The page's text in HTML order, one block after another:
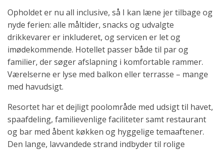
Opholdet er nu all inclusive, så I kan læne jer tilbage og
nyde ferien: alle måltider, snacks og udvalgte
drikkevarer er inkluderet, og servicen er let og
imødekommende. Hotellet passer både til par og
familier, der søger afslapning i komfortable rammer.
Værelserne er lyse med balkon eller terrasse – mange
med havudsigt.
Resortet har et dejligt poolområde med udsigt til havet,
spaafdeling, familievenlige faciliteter samt restaurant
og bar med åbent køkken og hyggelige temaaftener.
Den lange, lavvandede strand indbyder til rolige